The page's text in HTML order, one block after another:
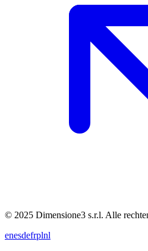
© 2025 Dimensione3 s.r.l. Alle
enesdefrplnl